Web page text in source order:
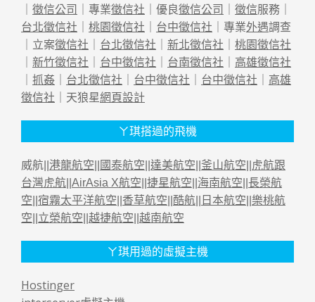
｜ 徵信公司 ｜專業徵信社 ｜優良徵信公司 ｜ 徵信服務｜
台北徵信社 ｜ 桃園徵信社 ｜ 台中徵信社 ｜專業外遇調查
｜立案徵信社 ｜ 台北徵信社 ｜ 新北徵信社 ｜ 桃園徵信社
｜ 新竹徵信社 ｜ 台中徵信社 ｜ 台南徵信社 ｜ 高雄徵信社
｜ 抓姦 ｜ 台北徵信社 ｜ 台中徵信社 ｜ 台中徵信社 ｜ 高雄
徵信社 ｜天狼星網頁設計
ㄚ琪搭過的飛機
威航|| 港龍航空 國泰航空 達美航空 釜山航空
虎航跟
台灣虎航 AirAsia X航空 捷星航空 海南航空 長榮航
空 宿霧太平洋航空 香草航空 酷航 日本航空 樂桃航
空 立榮航空 越捷航空 越南航空
ㄚ琪用過的虛擬主機
Hostinger